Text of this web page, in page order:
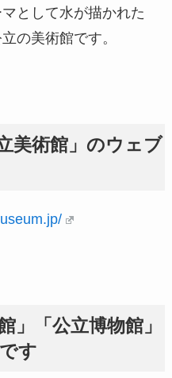
として水が描かれた
の美術館です。
美術館」のウェブ
」「公立博物館」
す